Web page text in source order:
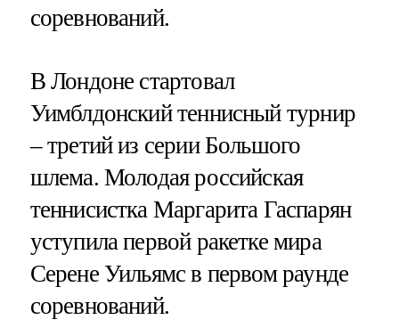
соревнований.
В Лондоне стартовал
Уимблдонский теннисный турнир
– третий из серии Большого
шлема. Молодая российская
теннисистка Маргарита Гаспарян
уступила первой ракетке мира
Серене Уильямс в первом раунде
соревнований.